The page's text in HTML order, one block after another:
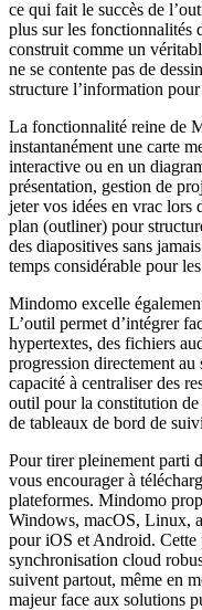
ce qui fait le succès de
plus sur les fonctionnalités
construit comme un
ne se contente pas de
structure l’information
La fonctionnalité reine de
instantanément une carte
interactive ou en un
présentation, gestion de
jeter vos idées en vrac lors
plan (outliner) pour
des diapositives sans
temps considérable pour
Mindomo excelle
L’outil permet d’intégrer
hypertextes, des fichiers
progression directement
capacité à centraliser des
outil pour la constitution de
de tableaux de bord de
Pour tirer pleinement parti
vous encourager à
plateformes. Mindomo
Windows, macOS, Linux,
pour iOS et Android. Cette
synchronisation cloud
suivent partout, même en
majeur face aux solutions